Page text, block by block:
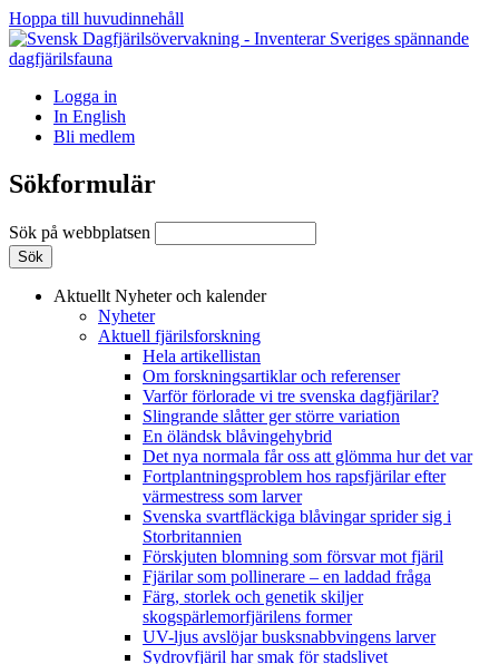
Hoppa till huvudinnehåll
Logga in
In English
Bli medlem
Sökformulär
Sök på webbplatsen
Aktuellt Nyheter och kalender
Nyheter
Aktuell fjärilsforskning
Hela artikellistan
Om forskningsartiklar och referenser
Varför förlorade vi tre svenska dagfjärilar?
Slingrande slåtter ger större variation
En öländsk blåvingehybrid
Det nya normala får oss att glömma hur det var
Fortplantningsproblem hos rapsfjärilar efter
värmestress som larver
Svenska svartfläckiga blåvingar sprider sig i
Storbritannien
Förskjuten blomning som försvar mot fjäril
Fjärilar som pollinerare – en laddad fråga
Färg, storlek och genetik skiljer
skogspärlemorfjärilens former
UV-ljus avslöjar busksnabbvingens larver
Sydrovfjäril har smak för stadslivet